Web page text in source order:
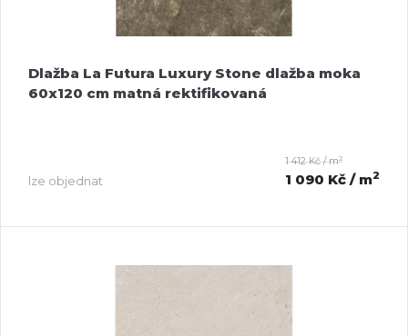
Dlažba La Futura Luxury Stone dlažba moka
60x120 cm matná rektifikovaná
lze objednat
1 412 Kč / m2
1 090 Kč / m2